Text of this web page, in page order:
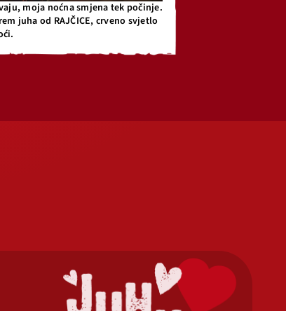
moja noćna smjena tek počinje.
juha od RAJČICE, crveno svjetlo